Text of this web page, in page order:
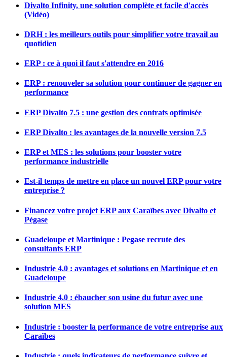
Divalto Infinity, une solution complète et facile d'accès
(Vidéo)
DRH : les meilleurs outils pour simplifier votre travail au
quotidien
ERP : ce à quoi il faut s'attendre en 2016
ERP : renouveler sa solution pour continuer de gagner en
performance
ERP Divalto 7.5 : une gestion des contrats optimisée
ERP Divalto : les avantages de la nouvelle version 7.5
ERP et MES : les solutions pour booster votre
performance industrielle
Est-il temps de mettre en place un nouvel ERP pour votre
entreprise ?
Financez votre projet ERP aux Caraïbes avec Divalto et
Pégase
Guadeloupe et Martinique : Pegase recrute des
consultants ERP
Industrie 4.0 : avantages et solutions en Martinique et en
Guadeloupe
Industrie 4.0 : ébaucher son usine du futur avec une
solution MES
Industrie : booster la performance de votre entreprise aux
Caraïbes